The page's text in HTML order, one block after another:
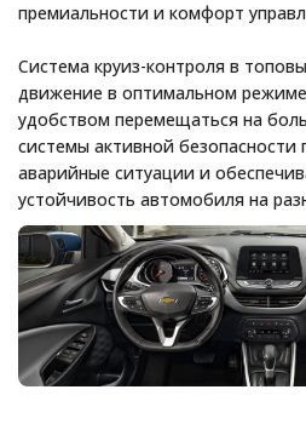
премиальности и комфорт
Система круиз-контроля в
движение в оптимальном
удобством перемещаться на
системы активной
аварийные ситуации и
устойчивость автомобиля на